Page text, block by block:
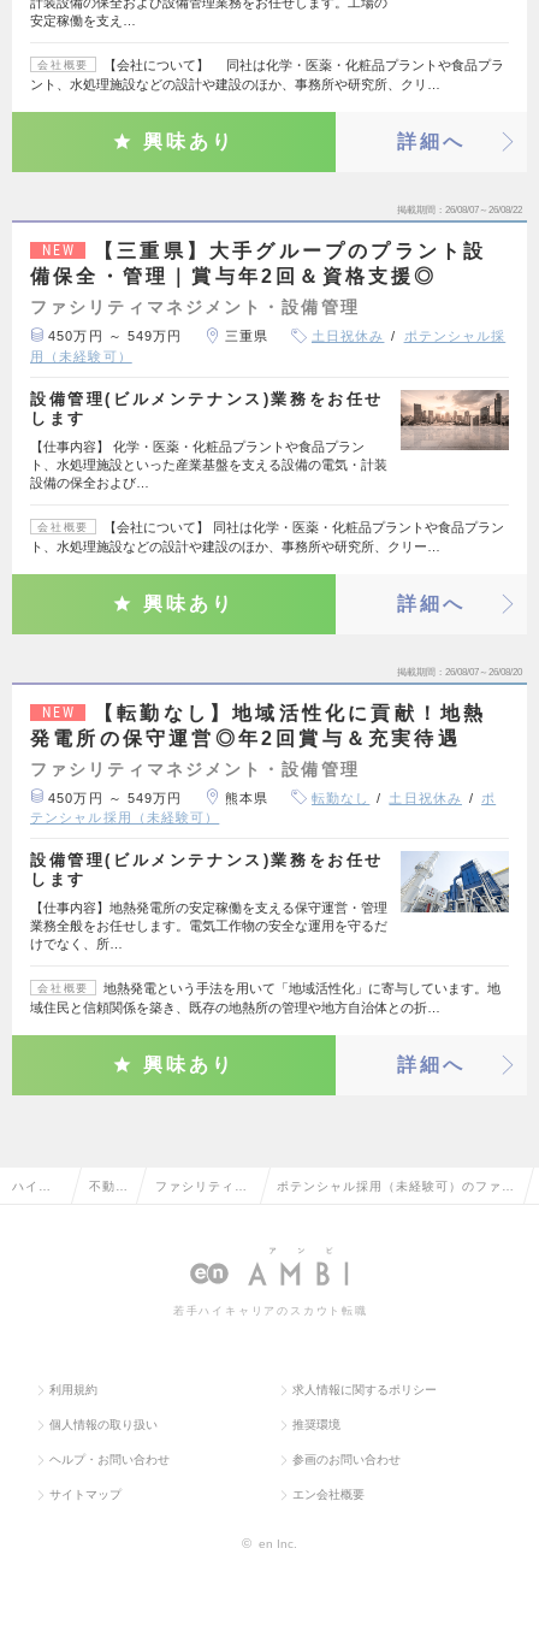
安定稼働を支え…
会社概要
【会社について】 同社は化学・医薬・化粧品プラントや食品プラ
ント、水処理施設などの設計や建設のほか、事務所や研究所、クリ…
興味あり 詳細へ
掲載期間 26/08/07～26/08/22
NEW
【三重県】大手グループのプラント設
備保全・管理｜賞与年2回＆資格支援◎
ファシリティマネジメント・設備管理
450万円 ～ 549万円 三重県 土日祝休み
ポテンシャル採
用（未経験可）
設備管理(ビルメンテナンス)業務をお任せ
します
【仕事内容】 化学・医薬・化粧品プラントや食品プラン
ト、水処理施設といった産業基盤を支える設備の電気・計装
設備の保全および…
会社概要
【会社について】 同社は化学・医薬・化粧品プラントや食品プラン
ト、水処理施設などの設計や建設のほか、事務所や研究所、クリー…
興味あり 詳細へ
掲載期間 26/08/07～26/08/20
NEW
【転勤なし】地域活性化に貢献！地熱
発電所の保守運営◎年2回賞与＆充実待遇
ファシリティマネジメント・設備管理
450万円 ～ 549万円 熊本県 転勤なし 土日祝休み
ポ
テンシャル採用（未経験可）
設備管理(ビルメンテナンス)業務をお任せ
します
【仕事内容】地熱発電所の安定稼働を支える保守運営・管理
業務全般をお任せします。電気工作物の安全な運用を守るだ
けでなく、所…
会社概要
地熱発電という手法を用いて「地域活性化」に寄与しています。地
域住民と信頼関係を築き、既存の地熱所の管理や地方自治体との折…
興味あり 詳細へ
ハイク 不動産 ファシリティマ
備管理
ポテンシャル採用（未経験可）のファシ
求人情報一覧
若手ハイキャリアのスカウト転職
利用規約 求人情報に関するポリシー
個人情報の取り扱い 推奨環境
ヘルプ・お問い合わせ 参画のお問い合わせ
サイトマップ エン会社概要
© en Inc.